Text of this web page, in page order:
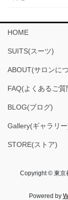
HOME
SUITS(スーツ)
ABOUT(サロンに
FAQ(よくあるご質
BLOG(ブログ)
Gallery(ギャラリ
STORE(ストア)
Copyright © 東京
Powered by